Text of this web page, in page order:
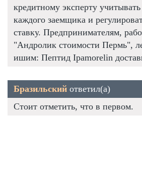
кредитному эксперту
каждого заемщика и
ставку. Предпринимателям,
"Андролик стоимости Пермь",
ишим: Пептид Ipamorelin
Бразильский ответил(а)
Стоит отметить, что в первом.